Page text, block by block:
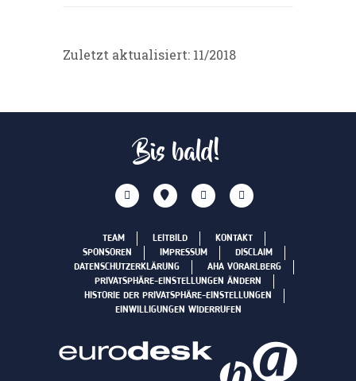
Zuletzt aktualisiert: 11/2018
Bis bald!
TEAM LEITBILD
KONTAKT
SPONSOREN
IMPRESSUM
DISCLAIM
DATENSCHUTZERKLÄRUNG
AHA VORARLBERG
PRIVATSPHÄRE-EINSTELLUNGEN ÄNDERN
HISTORIE DER PRIVATSPHÄRE-EINSTELLUNGEN
EINWILLIGUNGEN WIDERRUFEN